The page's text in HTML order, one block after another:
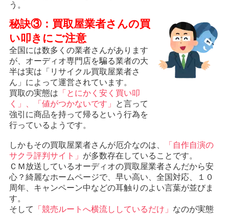
う。
秘訣③：買取屋業者さんの買
い叩きにご注意
全国には数多くの業者さんがあります
が、オーディオ専門店を騙る業者の大
半は実は「リサイクル買取屋業者さ
ん」によって運営されています。
買取の実態は 「とにかく安く買い叩
く」、「値がつかないです」
と言って
強引に商品を持って帰るという行為を
行っているようです。
しかもその買取屋業者さんが厄介なのは、
「自作自演の
サクラ評判サイト」 が多数存在していることです。
ＣＭ放送しているオーディオの買取屋業者さんだから安
心？綺麗なホームページで、早い高い、全国対応、１０
周年、キャンペーン中などの耳触りのよい言葉が並びま
す。
そして
「競売ルートへ横流ししているだけ」 なのが実態